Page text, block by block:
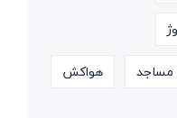
مساجد
هواکش